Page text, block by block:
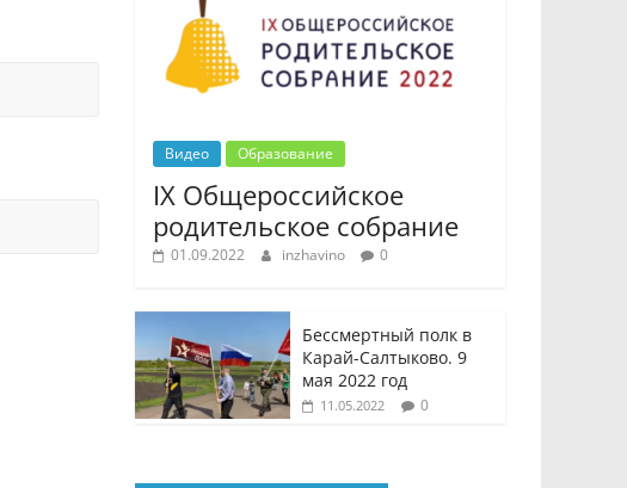
Видео Образование
IX Общероссийское
родительское собрание
01.09.2022 inzhavino 0
Бессмертный полк в
Карай-Салтыково. 9
мая 2022 год
11.05.2022 0